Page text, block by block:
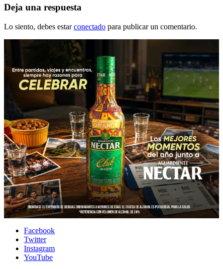
Deja una respuesta
Lo siento, debes estarconectado para publicar un comentario.
Facebook
Twitter
Instagram
YouTube